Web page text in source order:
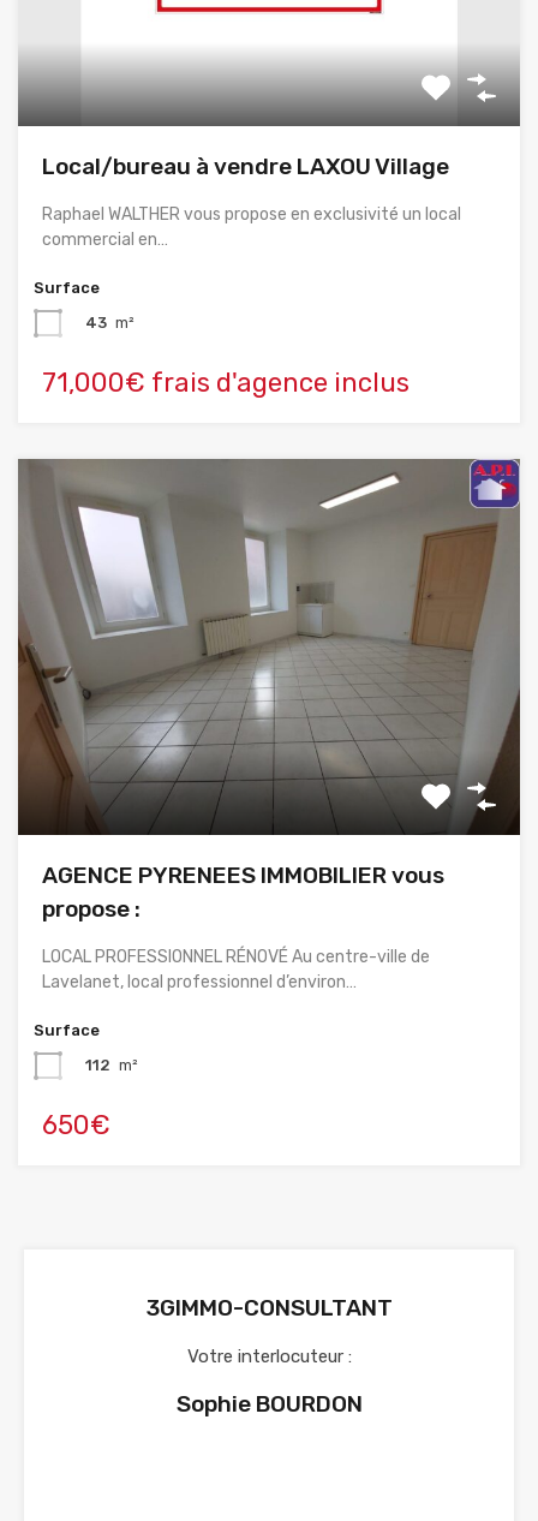
Local/bureau à vendre LAXOU Village
Raphael WALTHER vous propose en exclusivité un local
commercial en…
Surface
43 m²
71,000€ frais d'agence inclus
AGENCE PYRENEES IMMOBILIER vous
propose :
LOCAL PROFESSIONNEL RÉNOVÉ Au centre-ville de
Lavelanet, local professionnel d’environ…
Surface
112 m²
650€
3GIMMO-CONSULTANT
Votre interlocuteur :
Sophie BOURDON